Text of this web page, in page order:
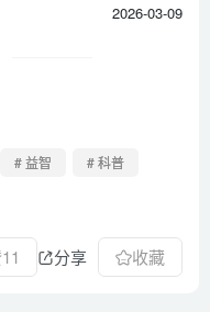
2026-03-09
# 益智
# 科普
11 分享 收藏